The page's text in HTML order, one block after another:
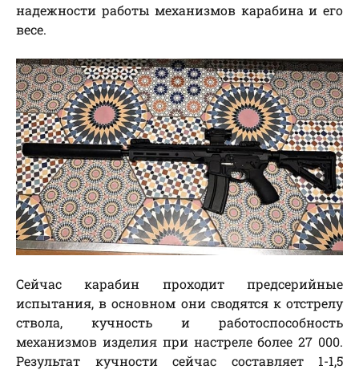
надежности работы механизмов карабина и его
весе.
Сейчас карабин проходит предсерийные
испытания, в основном они сводятся к отстрелу
ствола, кучность и работоспособность
механизмов изделия при настреле более 27 000.
Результат кучности сейчас составляет 1-1,5